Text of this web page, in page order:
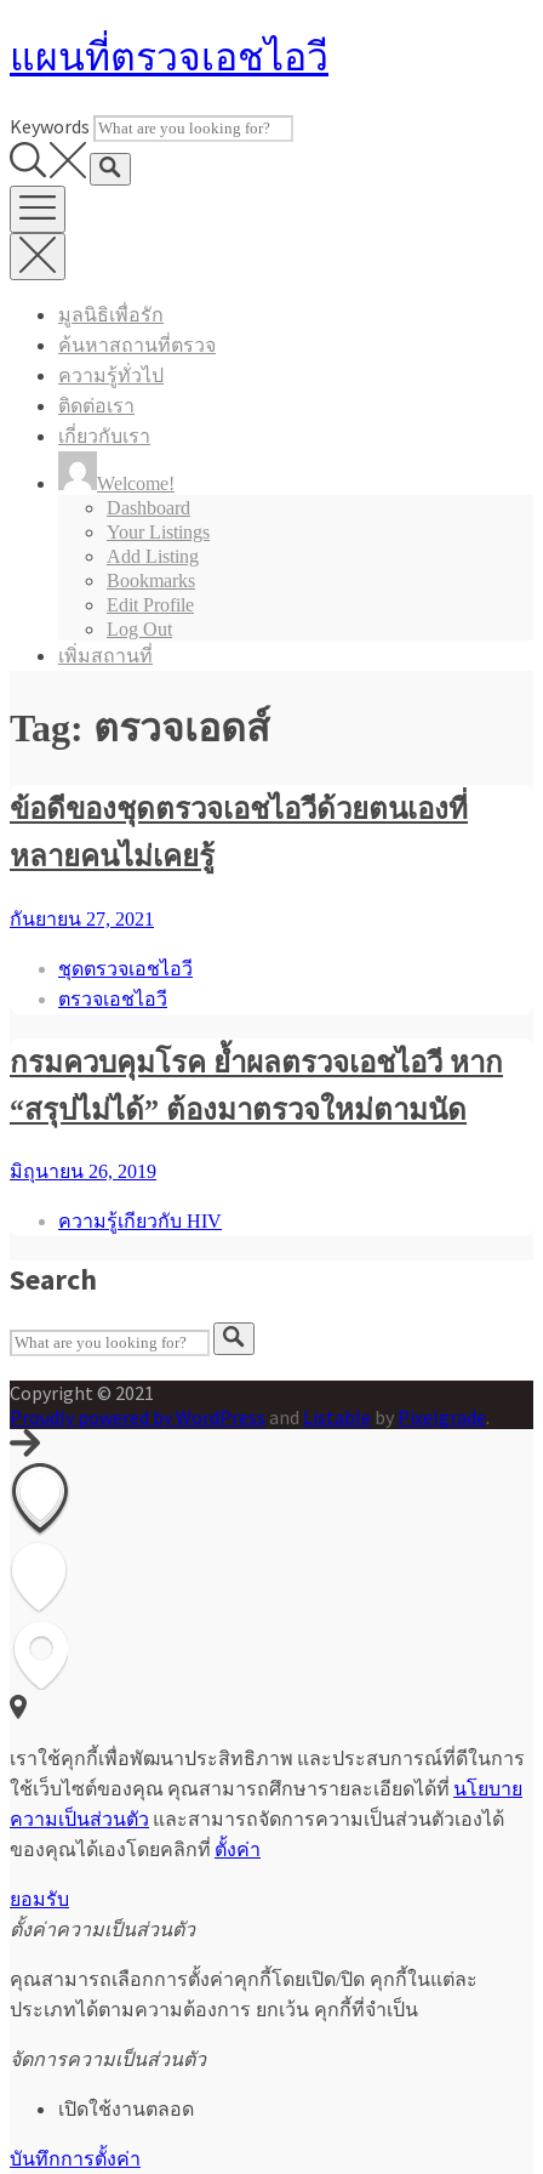
to
แผนที่ตรวจเอชไอวี
Keywords
มูลนิธิเพื่อรัก
ค้นหาสถานที่ตรวจ
ความรู้ทั่วไป
ติดต่อเรา
เกี่ยวกับเรา
Welcome!
Dashboard
Your Listings
Add Listing
Bookmarks
Edit Profile
Log Out
เพิ่มสถานที่
Tag: ตรวจเอดส์
ข้อดีของชุดตรวจเอชไอวีด้วยตนเองที่
หลายคนไม่เคยรู้
กันยายน 27, 2021
ชุดตรวจเอชไอวี
ตรวจเอชไอวี
กรมควบคุมโรค ย้ำผลตรวจเอชไอวี หาก
“สรุปไม่ได้” ต้องมาตรวจใหม่ตามนัด
มิถุนายน 26, 2019
ความรู้เกียวกับ HIV
Search
Copyright © 2021
Proudly powered by WordPress and Listable by Pixelgrade.
เราใช้คุกกี้เพื่อพัฒนาประสิทธิภาพ และประสบการณ์ที่ดีในการ
ใช้เว็บไซต์ของคุณ คุณสามารถศึกษารายละเอียดได้ที่ นโยบาย
ความเป็นส่วนตัว และสามารถจัดการความเป็นส่วนตัวเองได้
ของคุณได้เองโดยคลิกที่ ตั้งค่า
ยอมรับ
ตั้งค่าความเป็นส่วนตัว
คุณสามารถเลือกการตั้งค่าคุกกี้โดยเปิด/ปิด คุกกี้ในแต่ละ
ประเภทได้ตามความต้องการ ยกเว้น คุกกี้ที่จำเป็น
จัดการความเป็นส่วนตัว
เปิดใช้งานตลอด
บันทึกการตั้งค่า